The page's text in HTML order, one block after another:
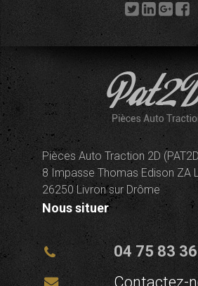
Pièces Auto Traction 2D
8 Impasse Thomas Edison ZA
26250 Livron sur Drôme
Nous situer
04 75 83
Contactez-